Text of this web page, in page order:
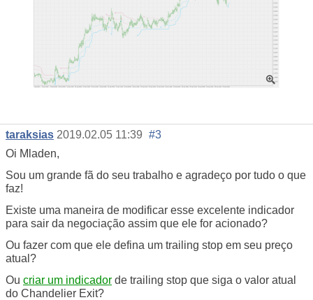
taraksias 2019.02.05 11:39 #3
Oi Mladen,
Sou um grande fã do seu trabalho e agradeço por tudo o que
faz!
Existe uma maneira de modificar esse excelente indicador
para sair da negociação assim que ele for acionado?
Ou fazer com que ele defina um trailing stop em seu preço
atual?
Ou criar um indicador de trailing stop que siga o valor atual
do Chandelier Exit?